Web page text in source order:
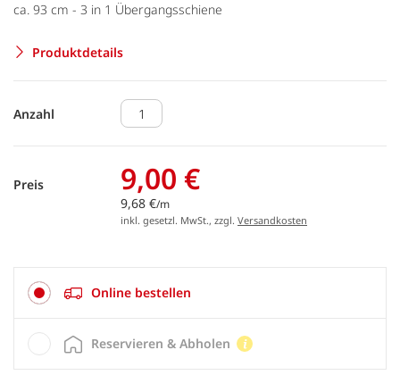
ca. 93 cm - 3 in 1 Übergangsschiene
Produktdetails
Anzahl
Preis 9,00 €
9,68 €/m
inkl. gesetzl. MwSt., zzgl. Versandkosten
Online bestellen
Reservieren & Abholen